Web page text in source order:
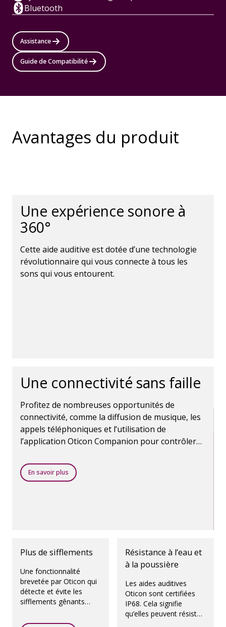
Bluetooth
Assistance
Guide de Compatibilité
Avantages du produit
Une expérience sonore à
360°
Cette aide auditive est dotée d’une technologie
révolutionnaire qui vous connecte à tous les
sons qui vous entourent.
Une connectivité sans faille
Profitez de nombreuses opportunités de
connectivité, comme la diffusion de musique, les
appels téléphoniques et l’utilisation de
l’application Oticon Companion pour contrôler
Bluetooth rend tout cela possible.
En savoir plus
Plus de sifflements
Une fonctionnalité
brevetée par Oticon qui
détecte et évite les
sifflements gênants
produisent.
Résistance à l’eau et
à la poussière
Les aides auditives
Oticon sont certifiées
IP68. Cela signifie
qu’elles peuvent résister